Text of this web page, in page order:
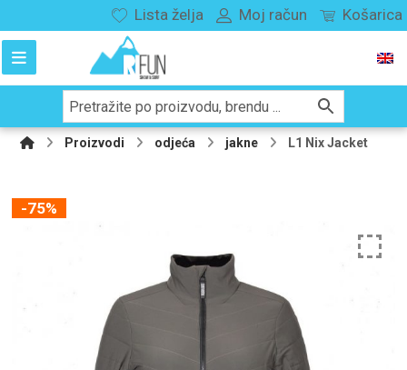
Lista želja Moj račun Košarica
Proizvodi odjeća jakne L1 Nix Jacket
-75%